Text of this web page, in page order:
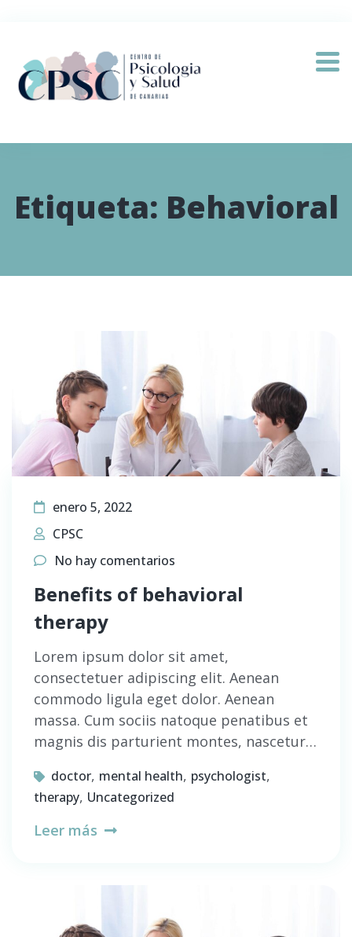
Etiqueta: Behavioral
enero 5, 2022
CPSC
No hay comentarios
Benefits of behavioral
therapy
Lorem ipsum dolor sit amet,
consectetuer adipiscing elit. Aenean
commodo ligula eget dolor. Aenean
massa. Cum sociis natoque penatibus et
magnis dis parturient montes, nascetur…
doctor, mental health, psychologist,
therapy, Uncategorized
Leer más